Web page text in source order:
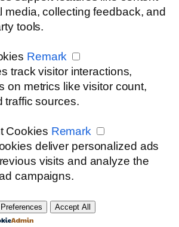
media, collecting feedback, and
tools.
Remark
track visitor interactions,
on metrics like visitor count,
traffic sources.
Cookies Remark
deliver personalized ads
visits and analyze the
campaigns.
Accept All